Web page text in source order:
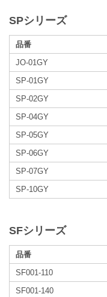
SPシリーズ
品番
JO-01GY
SP-01GY
SP-02GY
SP-04GY
SP-05GY
SP-06GY
SP-07GY
SP-10GY
SFシリーズ
品番
SF001-110
SF001-140